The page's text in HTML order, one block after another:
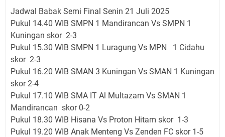
Jadwal Babak Semi Final Senin 21 Juli 2025
Pukul 14.40 WIB SMPN 1 Mandirancan Vs SMPN 1
Kuningan skor 2-3
Pukul 15.30 WIB SMPN 1 Luragung Vs MPN 1 Cidahu
skor 2-3
Pukul 16.20 WIB SMAN 3 Kuningan Vs SMAN 1 Kuningan
skor 2-4
Pukul 17.10 WIB SMA IT Al Multazam Vs SMAN 1
Mandirancan skor 0-2
Pukul 18.30 WIB Hisana Vs Proton Hitam skor 1-3
Pukul 19.20 WIB Anak Menteng Vs Zenden FC skor 1-5